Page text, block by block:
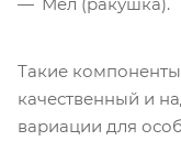
Такие
качественный и
вариации для